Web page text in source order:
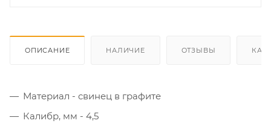
ОПИСАНИЕ НАЛИЧИЕ ОТЗЫВЫ КАК
Материал - свинец в графите
Калибр, мм - 4,5